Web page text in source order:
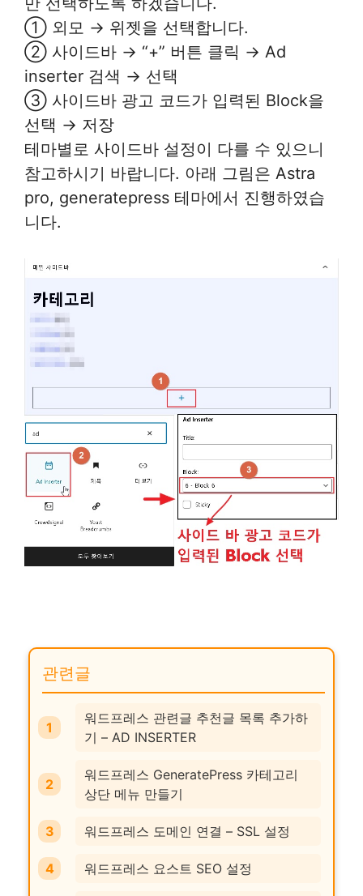
① 외모 → 위젯을 선택합니다.
② 사이드바 → “+” 버튼 클릭 → Ad
inserter 검색 → 선택
③ 사이드바 광고 코드가 입력된 Block을
선택 → 저장
테마별로 사이드바 설정이 다를 수 있으니
참고하시기 바랍니다. 아래 그림은 Astra
pro, generatepress 테마에서 진행하였습
니다.
관련글
워드프레스 관련글 추천글 목록 추가하
기 – AD INSERTER
워드프레스 GeneratePress 카테고리
상단 메뉴 만들기
워드프레스 도메인 연결 – SSL 설정
워드프레스 요스트 SEO 설정